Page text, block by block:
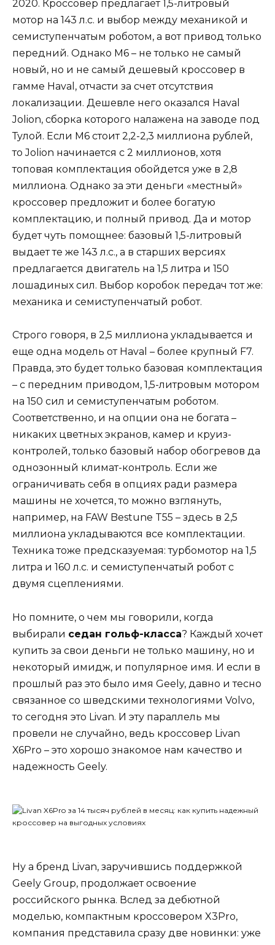
2020. Кроссовер предлагает 1,5-литровый
мотор на 143 л.с. и выбор между механикой и
семиступенчатым роботом, а вот привод только
передний. Однако M6 – не только не самый
новый, но и не самый дешевый кроссовер в
гамме Haval, отчасти за счет отсутствия
локализации. Дешевле него оказался Haval
Jolion, сборка которого налажена на заводе под
Тулой. Если M6 стоит 2,2-2,3 миллиона рублей,
то Jolion начинается с 2 миллионов, хотя
топовая комплектация обойдется уже в 2,8
миллиона. Однако за эти деньги «местный»
кроссовер предложит и более богатую
комплектацию, и полный привод. Да и мотор
будет чуть помощнее: базовый 1,5-литровый
выдает те же 143 л.с., а в старших версиях
предлагается двигатель на 1,5 литра и 150
лошадиных сил. Выбор коробок передач тот же:
механика и семиступенчатый робот.
Строго говоря, в 2,5 миллиона укладывается и
еще одна модель от Haval – более крупный F7.
Правда, это будет только базовая комплектация
– с передним приводом, 1,5-литровым мотором
на 150 сил и семиступенчатым роботом.
Соответственно, и на опции она не богата –
никаких цветных экранов, камер и круиз-
контролей, только базовый набор обогревов да
однозонный климат-контроль. Если же
ограничивать себя в опциях ради размера
машины не хочется, то можно взглянуть,
например, на FAW Bestune T55 – здесь в 2,5
миллиона укладываются все комплектации.
Техника тоже предсказуемая: турбомотор на 1,5
литра и 160 л.с. и семиступенчатый робот с
двумя сцеплениями.
Но помните, о чем мы говорили, когда
выбирали седан гольф-класса? Каждый хочет
купить за свои деньги не только машину, но и
некоторый имидж, и популярное имя. И если в
прошлый раз это было имя Geely, давно и тесно
связанное со шведскими технологиями Volvo,
то сегодня это Livan. И эту параллель мы
провели не случайно, ведь кроссовер Livan
X6Pro – это хорошо знакомое нам качество и
надежность Geely.
Ну а бренд Livan, заручившись поддержкой
Geely Group, продолжает освоение
российского рынка. Вслед за дебютной
моделью, компактным кроссовером X3Pro,
компания представила сразу две новинки: уже